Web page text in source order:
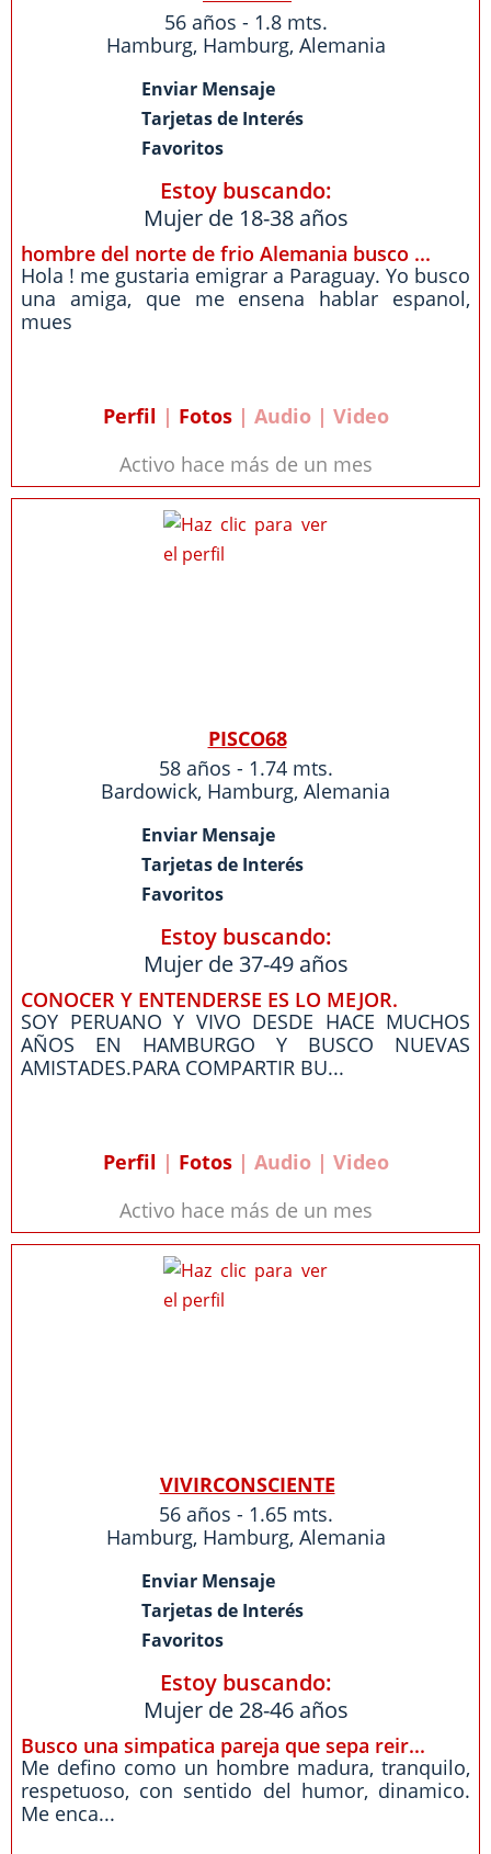
56 años - 1.8 mts.
Hamburg, Hamburg, Alemania
Enviar Mensaje
Tarjetas de Interés
Favoritos
Estoy buscando:
Mujer de 18-38 años
hombre del norte de frio Alemania busco ...
Hola ! me gustaria emigrar a Paraguay. Yo busco
una amiga, que me ensena hablar espanol,
mues
Perfil | Fotos| Audio | Video
Activo hace más de un mes
PISCO68
58 años - 1.74 mts.
Bardowick, Hamburg, Alemania
Enviar Mensaje
Tarjetas de Interés
Favoritos
Estoy buscando:
Mujer de 37-49 años
CONOCER Y ENTENDERSE ES LO MEJOR.
SOY PERUANO Y VIVO DESDE HACE MUCHOS
AÑOS EN HAMBURGO Y BUSCO NUEVAS
AMISTADES.PARA COMPARTIR BU...
Perfil | Fotos| Audio | Video
Activo hace más de un mes
VIVIRCONSCIENTE
56 años - 1.65 mts.
Hamburg, Hamburg, Alemania
Enviar Mensaje
Tarjetas de Interés
Favoritos
Estoy buscando:
Mujer de 28-46 años
Busco una simpatica pareja que sepa reir...
Me defino como un hombre madura, tranquilo,
respetuoso, con sentido del humor, dinamico.
Me enca...